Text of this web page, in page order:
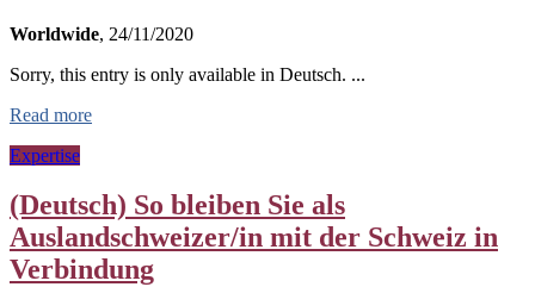
Worldwide, 24/11/2020
Sorry, this entry is only available in Deutsch. ...
Read more
Expertise
(Deutsch) So bleiben Sie als
Auslandschweizer/in mit der Schweiz in
Verbindung